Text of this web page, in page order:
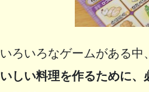
いろいろなゲームがある中
いしい料理を作るために